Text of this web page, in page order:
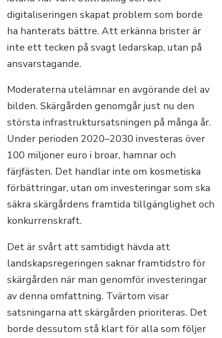
digitaliseringen skapat problem som borde
ha hanterats bättre. Att erkänna brister är
inte ett tecken på svagt ledarskap, utan på
ansvarstagande.
Moderaterna utelämnar en avgörande del av
bilden. Skärgården genomgår just nu den
största infrastruktursatsningen på många år.
Under perioden 2020–2030 investeras över
100 miljoner euro i broar, hamnar och
färjfästen. Det handlar inte om kosmetiska
förbättringar, utan om investeringar som ska
säkra skärgårdens framtida tillgänglighet och
konkurrenskraft.
Det är svårt att samtidigt hävda att
landskapsregeringen saknar framtidstro för
skärgården när man genomför investeringar
av denna omfattning. Tvärtom visar
satsningarna att skärgården prioriteras. Det
borde dessutom stå klart för alla som följer